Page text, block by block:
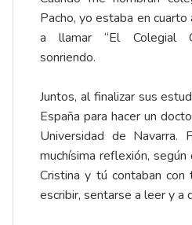
Pacho, yo estaba en
a llamar “El Colegial
sonriendo.
Juntos, al finalizar sus
España para hacer un
Universidad de Navarra.
muchísima reflexión,
Cristina y tú contaban
escribir, sentarse a leer y a